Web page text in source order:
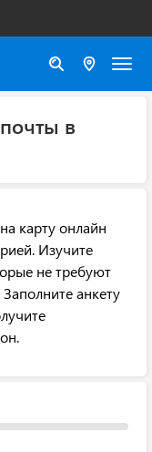
в
карту онлайн
Изучите
не требуют
анкету